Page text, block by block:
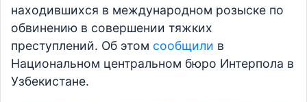
находившихся в международном розыске по
обвинению в совершении тяжких
преступлений. Об этом сообщили в
Национальном центральном бюро Интерпола в
Узбекистане.